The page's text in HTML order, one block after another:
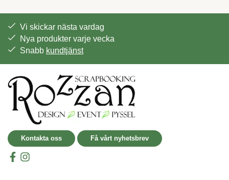
Vi skickar nästa vardag
Nya produkter varje vecka
Snabb kundtjänst
Kontakta oss Få vårt nyhetsbrev